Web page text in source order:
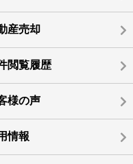
産売却
閲覧履歴
様の声
情報